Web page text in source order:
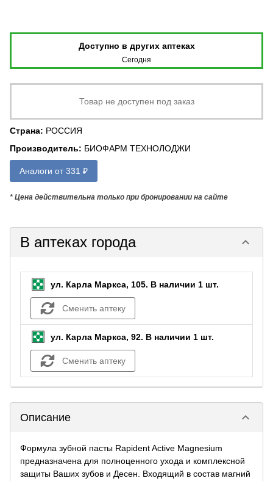
Доступно в других аптеках
Сегодня
Товар не доступен под заказ
Страна: РОССИЯ
Производитель: БИОФАРМ ТЕХНОЛОДЖИ
Аналоги от 331 ₽
* Цена действительна только при бронировании на сайте
В аптеках города keyboard_arrow_down
ул. Карла Маркса, 105. В наличии 1 шт.
Сменить аптеку
ул. Карла Маркса, 92. В наличии 1 шт.
Сменить аптеку
Описание keyboard_arrow_down
Формула зубной пасты Rapident Active Magnesium
предназначена для полноценного ухода и комплексной
защиты Ваших зубов и Десен. Входящий в состав магний